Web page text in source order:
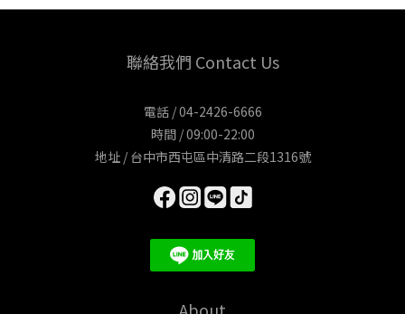
聯絡我們 Contact Us
電話 / 04-2426-6666
時間 / 09:00-22:00
地址 / 台中市西屯區中清路二段1316號